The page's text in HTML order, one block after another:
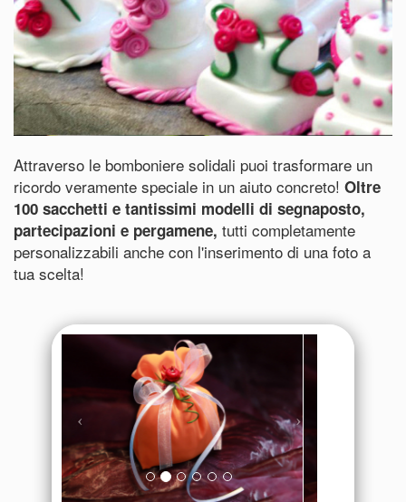
Attraverso le bomboniere solidali puoi trasformare un
ricordo veramente speciale in un aiuto concreto! Oltre
100 sacchetti e tantissimi modelli di segnaposto,
partecipazioni e pergamene, tutti completamente
personalizzabili anche con l'inserimento di una foto a
tua scelta!